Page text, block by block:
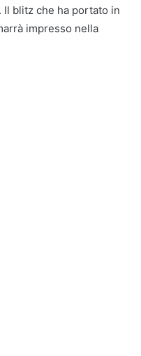
Il blitz che ha portato in
impresso nella